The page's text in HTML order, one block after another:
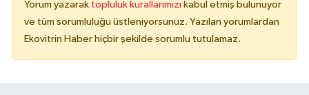
Yorum yazarak topluluk kurallarımızı kabul etmiş bulunuyor
ve tüm sorumluluğu üstleniyorsunuz. Yazılan yorumlardan
Ekovitrin Haber hiçbir şekilde sorumlu tutulamaz.